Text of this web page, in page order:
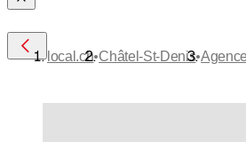
local.ch•Châtel-St-Denis•